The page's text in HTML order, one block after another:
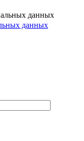
данных
данных